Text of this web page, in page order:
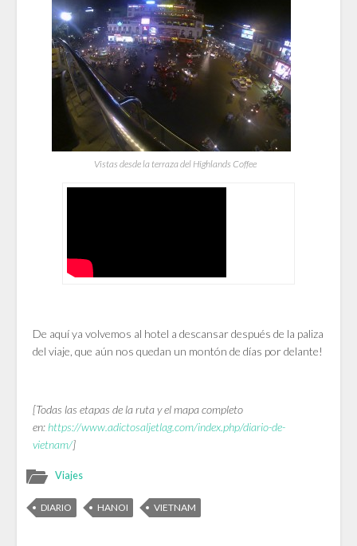
Vistas desde la terraza del Highlands Coffee
De aquí ya volvemos al hotel a descansar después de la paliza
del viaje, que aún nos quedan un montón de días por delante!
[Todas las etapas de la ruta y el mapa completo
en: https://www.adictosaljetlag.com/index.php/diario-de-
vietnam/]
Viajes
DIARIO HANOI VIETNAM